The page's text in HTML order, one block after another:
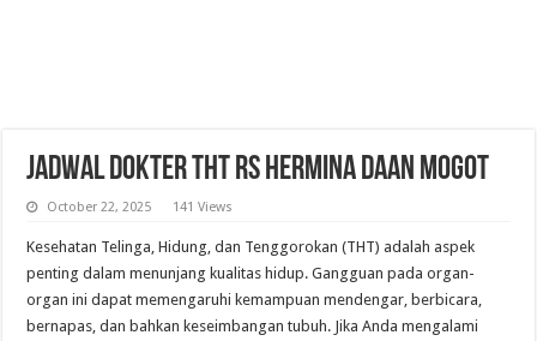
Jadwal Dokter THT RS Hermina Daan Mogot
October 22, 2025 141 Views
Kesehatan Telinga, Hidung, dan Tenggorokan (THT) adalah aspek
penting dalam menunjang kualitas hidup. Gangguan pada organ-
organ ini dapat memengaruhi kemampuan mendengar, berbicara,
bernapas, dan bahkan keseimbangan tubuh. Jika Anda mengalami